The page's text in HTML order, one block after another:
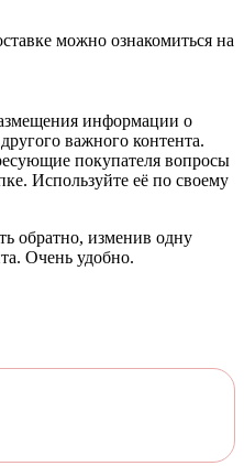
можно ознакомиться на
информации о
важного контента.
покупателя вопросы
Используйте её по своему
обратно, изменив одну
Очень удобно.